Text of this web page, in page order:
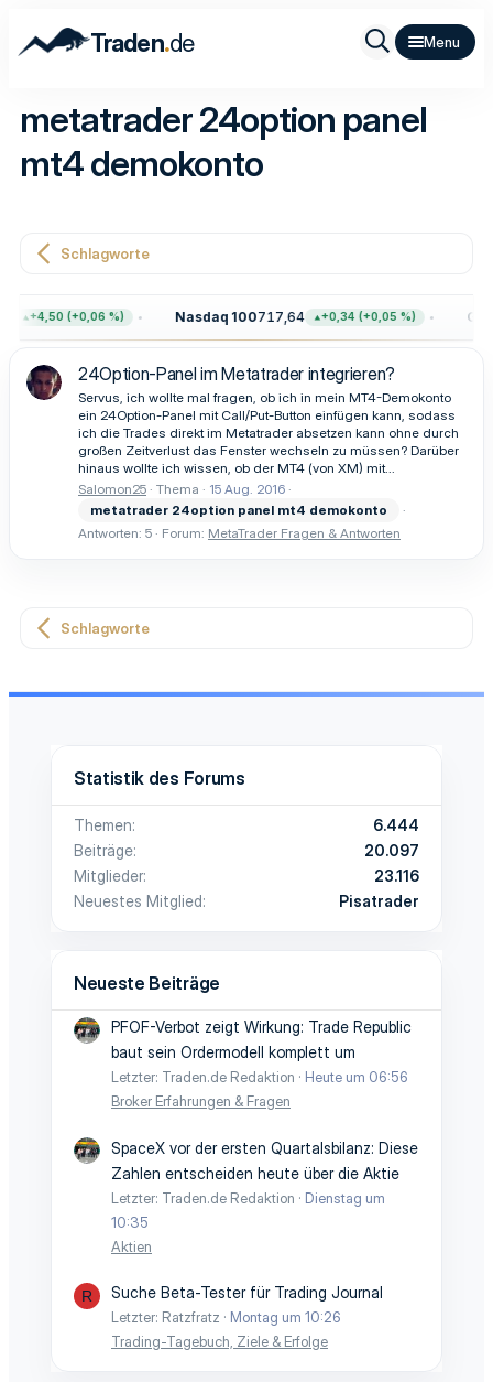
Traden.de
metatrader 24option panel
mt4 demokonto
Schlagworte
+4,50 (+0,06 %) Nasdaq 100717,64 +0,34 (+0,05 %) Gold
24Option-Panel im Metatrader integrieren?
Servus, ich wollte mal fragen, ob ich in mein MT4-Demokonto
ein 24Option-Panel mit Call/Put-Button einfügen kann, sodass
ich die Trades direkt im Metatrader absetzen kann ohne durch
großen Zeitverlust das Fenster wechseln zu müssen? Darüber
hinaus wollte ich wissen, ob der MT4 (von XM) mit...
Salomon25 Thema
15 Aug. 2016
metatrader 24option panel mt4 demokonto
Antworten: 5
Forum: MetaTrader Fragen & Antworten
Schlagworte
Statistik des Forums
Themen
6.444
Beiträge
20.097
Mitglieder
23.116
Neuestes Mitglied
Pisatrader
Neueste Beiträge
PFOF-Verbot zeigt Wirkung: Trade Republic
baut sein Ordermodell komplett um
Letzter: Traden.de Redaktion
Heute um 06:56
Broker Erfahrungen & Fragen
SpaceX vor der ersten Quartalsbilanz: Diese
Zahlen entscheiden heute über die Aktie
Letzter: Traden.de Redaktion
Dienstag um
10:35
Aktien
R Suche Beta-Tester für Trading Journal
Letzter: Ratzfratz
Montag um 10:26
Trading-Tagebuch, Ziele & Erfolge